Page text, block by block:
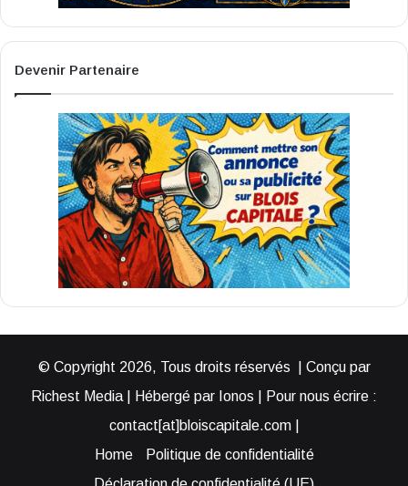
Devenir Partenaire
© Copyright 2026, Tous droits réservés | Conçu par
Richest Media | Hébergé par Ionos | Pour nous écrire :
contact[at]bloiscapitale.com |
Home
Politique de confidentialité